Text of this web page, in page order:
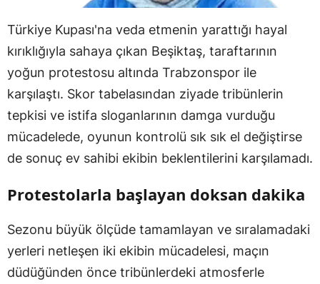
Türkiye Kupası'na veda etmenin yarattığı hayal
kırıklığıyla sahaya çıkan Beşiktaş, taraftarının
yoğun protestosu altında Trabzonspor ile
karşılaştı. Skor tabelasından ziyade tribünlerin
tepkisi ve istifa sloganlarının damga vurduğu
mücadelede, oyunun kontrolü sık sık el değiştirse
de sonuç ev sahibi ekibin beklentilerini karşılamadı.
Protestolarla başlayan doksan dakika
Sezonu büyük ölçüde tamamlayan ve sıralamadaki
yerleri netleşen iki ekibin mücadelesi, maçın
düdüğünden önce tribünlerdeki atmosferle